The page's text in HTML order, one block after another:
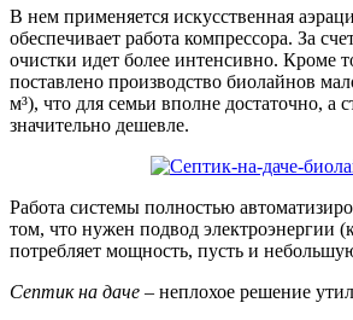
В нем применяется искусственная
обеспечивает работа компрессора. За
очистки идет более интенсивно. Кроме
поставлено производство биолайнов
м³), что для семьи вполне достаточно, а
значительно дешевле.
Работа системы полностью
том, что нужен подвод электроэнергии
потребляет мощность, пусть и
Септик на даче – неплохое решение